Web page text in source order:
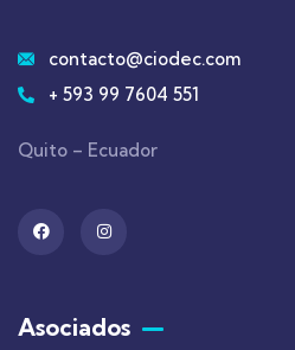
contacto@ciodec.com
+ 593 99 7604 551
Quito – Ecuador
Asociados